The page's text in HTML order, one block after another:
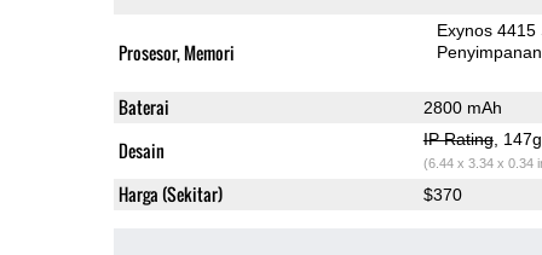
Prosesor, Memori
Exynos 4415
Penyimpanan
Baterai 2800 mAh
Desain IP Rating,
(6.44 x 3.34 x 0.34
Harga (Sekitar) $370